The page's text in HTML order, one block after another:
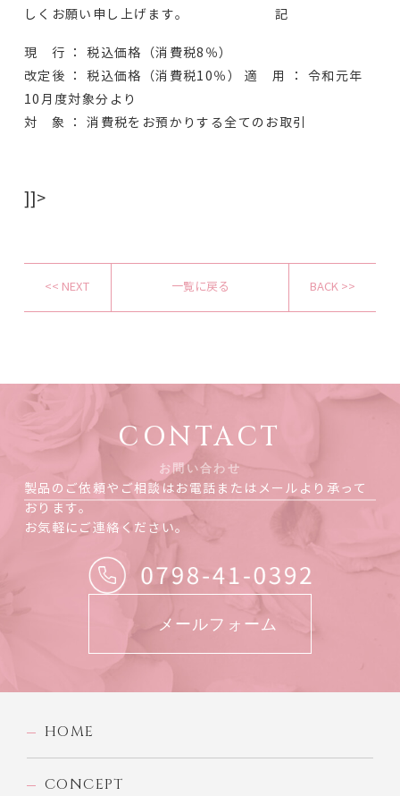
しくお願い申し上げます。 記
現 行 ： 税込価格（消費税8％）
改定後 ： 税込価格（消費税10％） 適 用 ： 令和元年
10月度対象分より
対 象 ： 消費税をお預かりする全てのお取引
]]>
<< NEXT 一覧に戻る BACK >>
CONTACT
お問い合わせ
製品のご依頼やご相談はお電話またはメールより承って
おります。
お気軽にご連絡ください。
メールフォーム
HOME
CONCEPT